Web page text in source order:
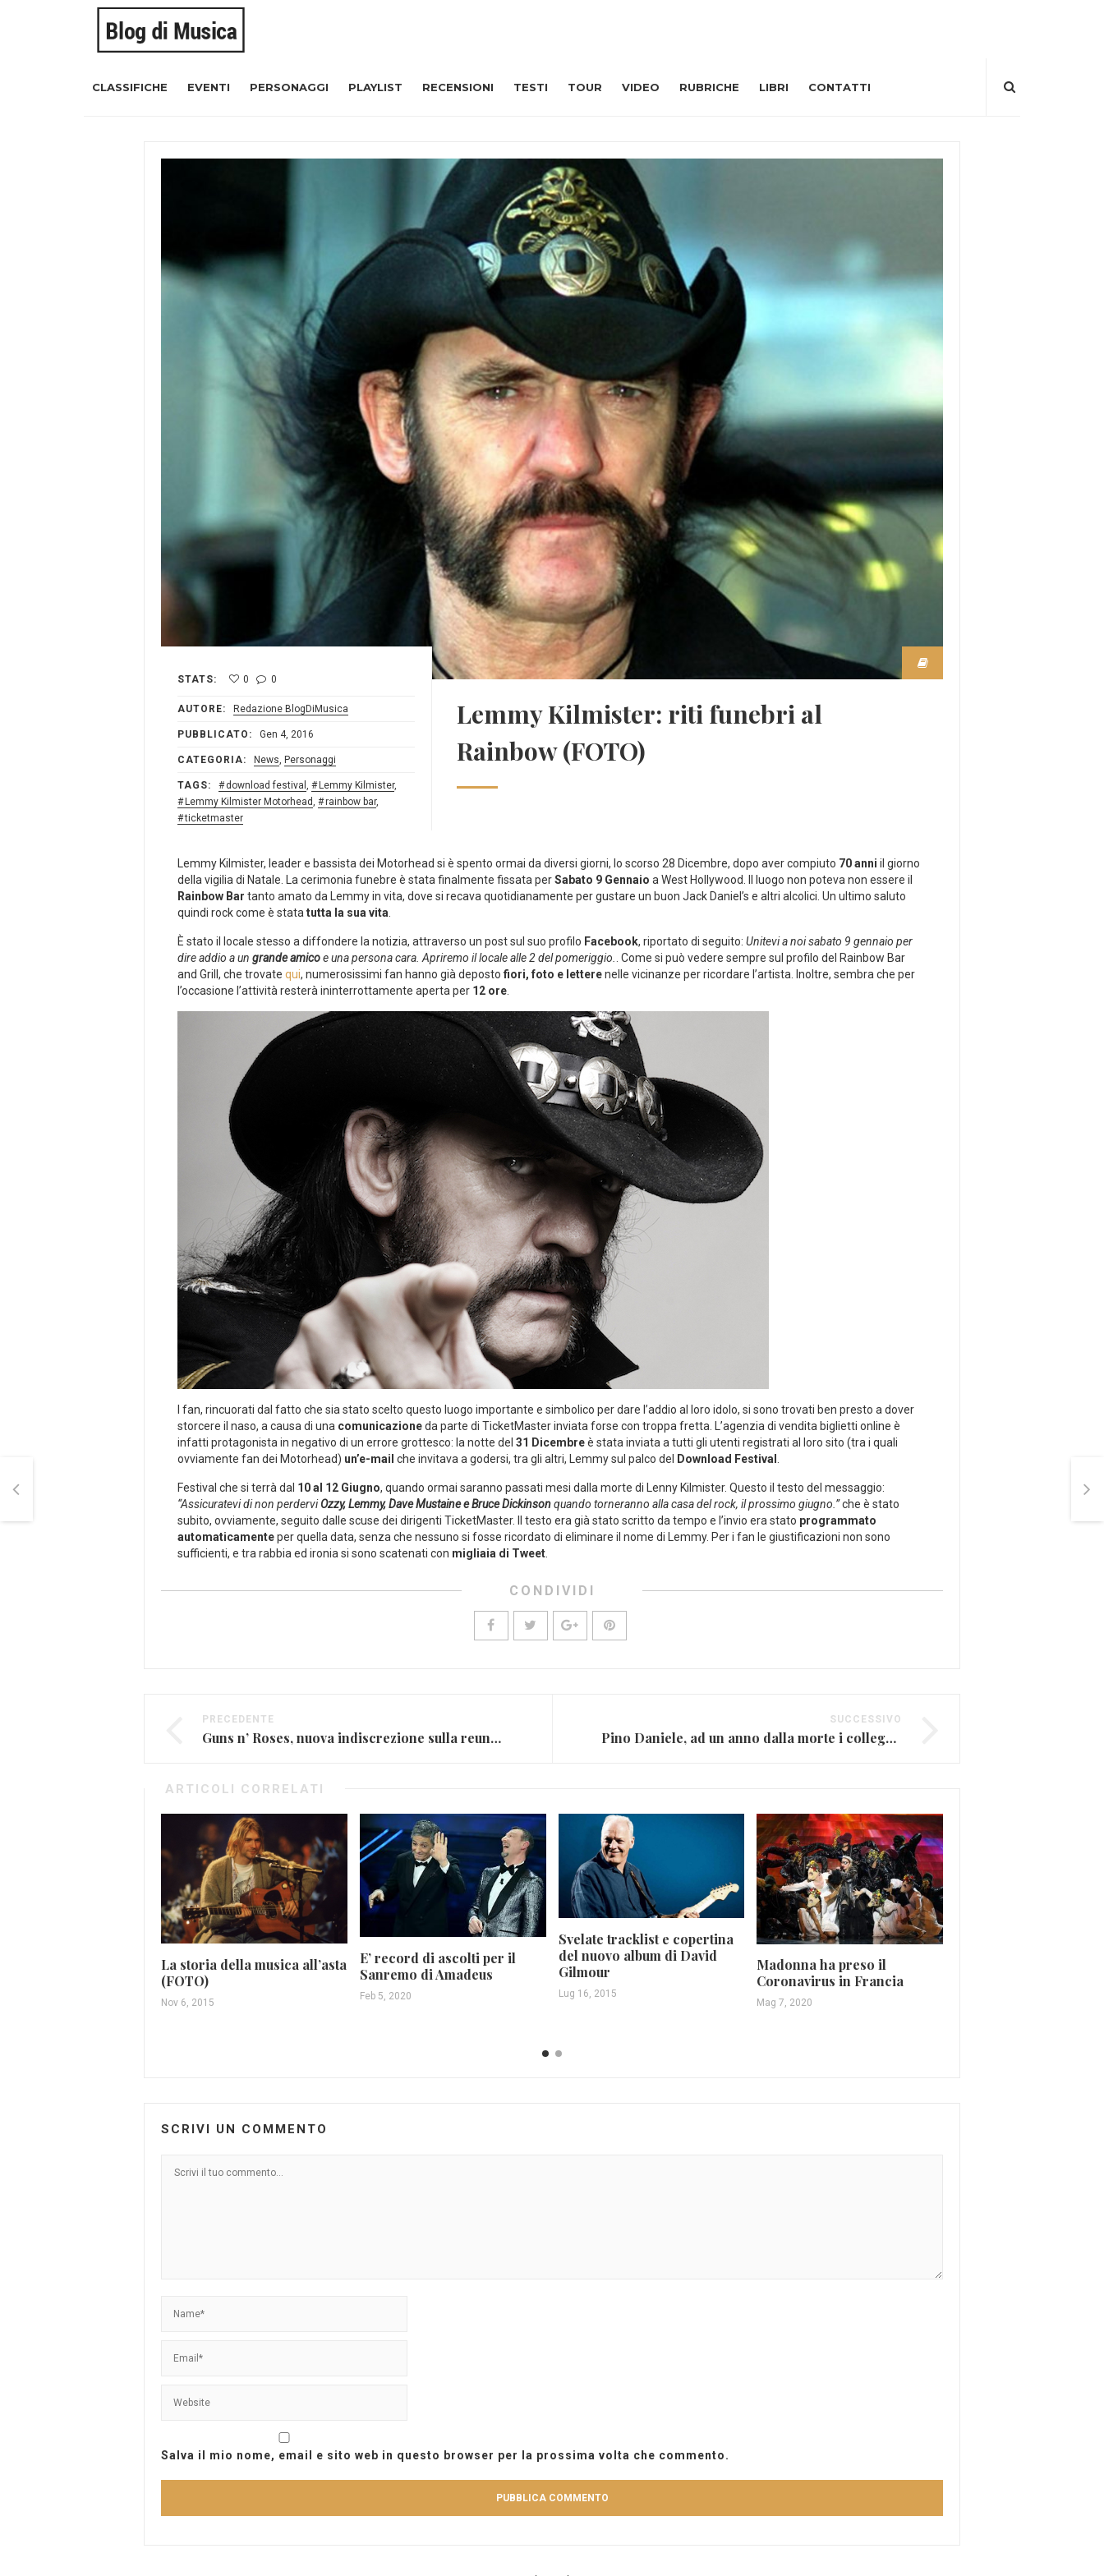
CLASSIFICHE EVENTI PERSONAGGI PLAYLIST RECENSIONI TESTI TOUR VIDEO RUBRICHE LIBRI CONTATTI
STATS: 0 0
AUTORE: Redazione BlogDiMusica
PUBBLICATO: Gen 4, 2016
CATEGORIA: News, Personaggi
TAGS: download festival , Lemmy Kilmister,
Lemmy Kilmister Motorhead, rainbow bar,
ticketmaster
Lemmy Kilmister: riti funebri al
Rainbow (FOTO)
Lemmy Kilmister, leader e bassista dei Motorhead si è spento ormai da diversi giorni, lo scorso 28 Dicembre, dopo aver compiuto 70 anni il giorno
della vigilia di Natale. La cerimonia funebre è stata finalmente fissata perSabato 9 Gennaio a West Hollywood. Il luogo non poteva non essere il
Rainbow Bar tanto amato da Lemmy in vita, dove si recava quotidianamente per gustare un buon Jack Daniel’s e altri alcolici. Un ultimo saluto
quindi rock come è statatutta la sua vita.
È stato il locale stesso a diffondere la notizia, attraverso un post sul suo profilo Facebook, riportato di seguito: Unitevi a noi sabato 9 gennaio per
dire addio a un grande amicoe una persona cara. Apriremo il locale alle 2 del pomeriggio.. Come si può vedere sempre sul profilo del Rainbow Bar
and Grill, che trovate qui, numerosissimi fan hanno già deposto fiori, foto e letterenelle vicinanze per ricordare l’artista. Inoltre, sembra che per
l’occasione l’attività resterà ininterrottamente aperta per 12 ore.
I fan, rincuorati dal fatto che sia stato scelto questo luogo importante e simbolico per dare l’addio al loro idolo, si sono trovati ben presto a dover
storcere il naso, a causa di una comunicazioneda parte di TicketMaster inviata forse con troppa fretta. L’agenzia di vendita biglietti online è
infatti protagonista in negativo di un errore grottesco: la notte del 31 Dicembreè stata inviata a tutti gli utenti registrati al loro sito (tra i quali
ovviamente fan dei Motorhead) un’e-mail che invitava a godersi, tra gli altri, Lemmy sul palco del Download Festival .
Festival che si terrà dal 10 al 12 Giugno, quando ormai saranno passati mesi dalla morte di Lenny Kilmister. Questo il testo del messaggio:
“Assicuratevi di non perderviOzzy, Lemmy, Dave Mustaine e Bruce Dickinsonquando torneranno alla casa del rock, il prossimo giugno.”che è stato
subito, ovviamente, seguito dalle scuse dei dirigenti TicketMaster. Il testo era già stato scritto da tempo e l’invio era stato programmato
automaticamenteper quella data, senza che nessuno si fosse ricordato di eliminare il nome di Lemmy. Per i fan le giustificazioni non sono
sufficienti, e tra rabbia ed ironia si sono scatenati con migliaia di Tweet.
CONDIVIDI
PRECEDENTE
Guns n’ Roses, nuova indiscrezione sulla reunion
SUCCESSIVO
Pino Daniele, ad un anno dalla morte i colleghi lo ricordano
ARTICOLI CORRELATI
La storia della musica all’asta
(FOTO)
Nov 6, 2015
E’ record di ascolti per il
Sanremo di Amadeus
Feb 5, 2020
Svelate tracklist e copertina
del nuovo album di David
Gilmour
Lug 16, 2015
Madonna ha preso il
Coronavirus in Francia
Mag 7, 2020
SCRIVI UN COMMENTO
Salva il mio nome, email e sito web in questo browser per la prossima volta che commento.